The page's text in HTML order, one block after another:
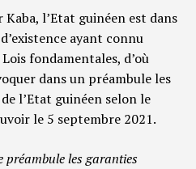
l’Etat guinéen est dans
ayant connu
fondamentales, d’où
dans un préambule les
l’Etat guinéen selon le
le 5 septembre 2021.
préambule les garanties